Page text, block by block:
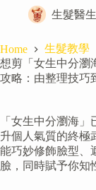
生髮醫生
Home
生髮教學
想剪「女生中分瀏
攻略：由整理技巧
「女生中分瀏海
升個人氣質的終極
能巧妙修飾臉型、
臉，同時賦予你知